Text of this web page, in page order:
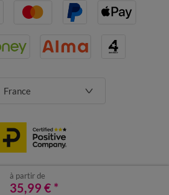
à partir de
35,99 € *
France
Données personnelles